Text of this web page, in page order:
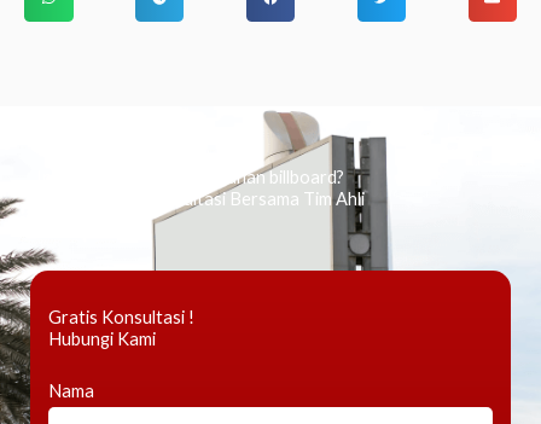
Ingin tahu tentang periklanan billboard?
Kami Berikan Konsultasi Bersama Tim Ahli
Gratis Konsultasi !
Hubungi Kami
Nama